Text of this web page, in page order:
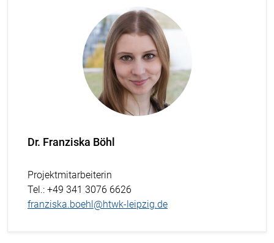
Dr. Franziska Böhl
Projektmitarbeiterin
Tel.: +49 341 3076 6626
franziska.boehl@htwk-leipzig.de